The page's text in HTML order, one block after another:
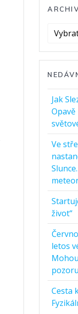
Archivy
Jak
Ve
život“
letos
Cesta